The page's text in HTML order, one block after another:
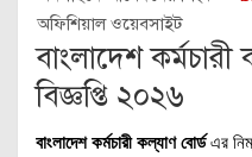
অফিশিয়াল ওয়েবসাইট
বাংলাদেশ
বিজ্ঞপ্তি ২০২৬
বাংলাদেশ কর্মচারী কল্যাণ বোর্ডএর